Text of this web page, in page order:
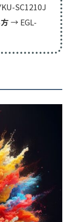
SC1210J
→ EGL-